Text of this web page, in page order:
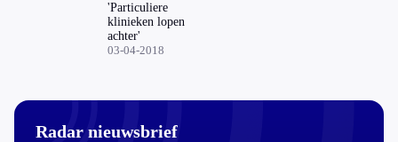
'Particuliere
klinieken lopen
achter'
03-04-2018
Radar nieuwsbrief